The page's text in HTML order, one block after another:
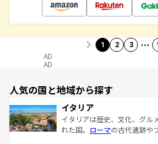
1 2 3 …
AD
AD
人気の国と地域から探す
イタリア
イタリアは歴史、文化、グル
れた国。 ローマの古代遺跡や